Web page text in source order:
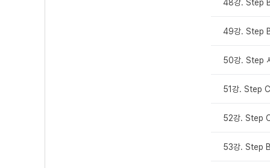
48강. Step
49강. Step
50강. Step
51강. Step
52강. Step
53강. Step